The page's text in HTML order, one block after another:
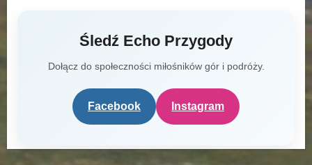
Śledź Echo Przygody
Dołącz do społeczności miłośników gór i podróży.
Facebook Instagram